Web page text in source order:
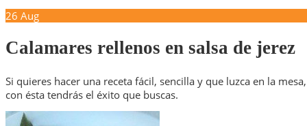
26 Aug
Calamares rellenos en salsa de jerez
Si quieres hacer una receta fácil, sencilla y que luzca en la mesa,
con ésta tendrás el éxito que buscas.